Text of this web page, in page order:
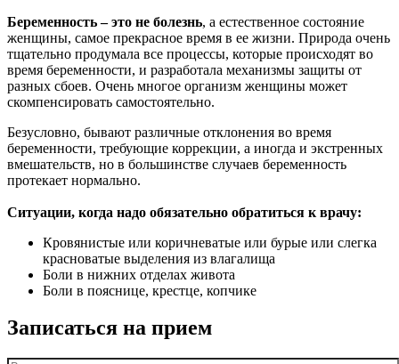
Беременность – это не болезнь, а естественное состояние
женщины, самое прекрасное время в ее жизни. Природа очень
тщательно продумала все процессы, которые происходят во
время беременности, и разработала механизмы защиты от
разных сбоев. Очень многое организм женщины может
скомпенсировать самостоятельно.
Безусловно, бывают различные отклонения во время
беременности, требующие коррекции, а иногда и экстренных
вмешательств, но в большинстве случаев беременность
протекает нормально.
Ситуации, когда надо обязательно обратиться к врачу:
Кровянистые или коричневатые или бурые или слегка
красноватые выделения из влагалища
Боли в нижних отделах живота
Боли в пояснице, крестце, копчике
Записаться на прием